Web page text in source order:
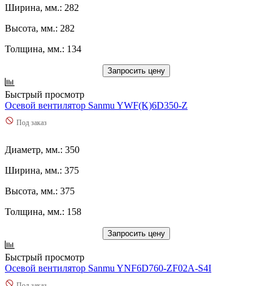
Ширина, мм.: 282
Высота, мм.: 282
Толщина, мм.: 134
Запросить цену
Быстрый просмотр
Осевой вентилятор Sanmu YWF(K)6D350-Z
Под заказ
Диаметр, мм.: 350
Ширина, мм.: 375
Высота, мм.: 375
Толщина, мм.: 158
Запросить цену
Быстрый просмотр
Осевой вентилятор Sanmu YNF6D760-ZF02A-S4I